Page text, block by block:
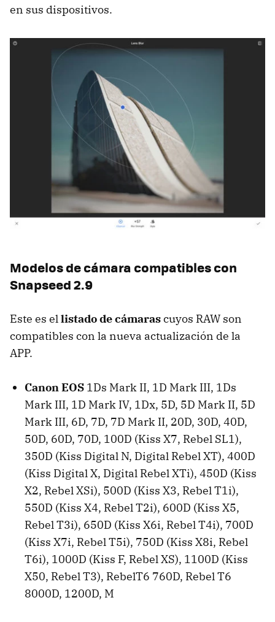
en sus dispositivos.
Modelos de cámara compatibles con
Snapseed 2.9
Este es ellistado de cámarascuyos RAW son
compatibles con la nueva actualización de la
APP.
Canon EOS 1Ds Mark II, 1D Mark III, 1Ds
Mark III, 1D Mark IV, 1Dx, 5D, 5D Mark II, 5D
Mark III, 6D, 7D, 7D Mark II, 20D, 30D, 40D,
50D, 60D, 70D, 100D (Kiss X7, Rebel SL1),
350D (Kiss Digital N, Digital Rebel XT), 400D
(Kiss Digital X, Digital Rebel XTi), 450D (Kiss
X2, Rebel XSi), 500D (Kiss X3, Rebel T1i),
550D (Kiss X4, Rebel T2i), 600D (Kiss X5,
Rebel T3i), 650D (Kiss X6i, Rebel T4i), 700D
(Kiss X7i, Rebel T5i), 750D (Kiss X8i, Rebel
T6i), 1000D (Kiss F, Rebel XS), 1100D (Kiss
X50, Rebel T3), RebelT6 760D, Rebel T6
8000D, 1200D, M